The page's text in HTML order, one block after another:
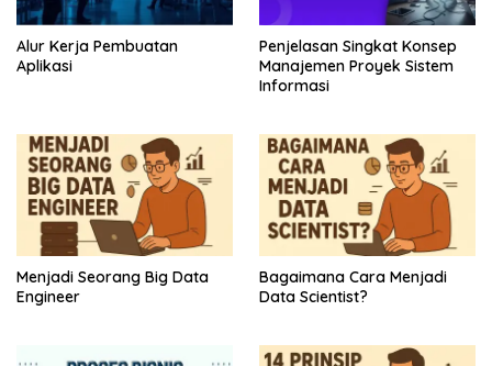
Alur Kerja Pembuatan
Aplikasi
Penjelasan Singkat Konsep
Manajemen Proyek Sistem
Informasi
Menjadi Seorang Big Data
Engineer
Bagaimana Cara Menjadi
Data Scientist?